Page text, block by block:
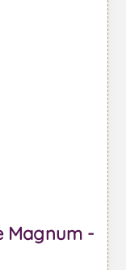
Magnum -